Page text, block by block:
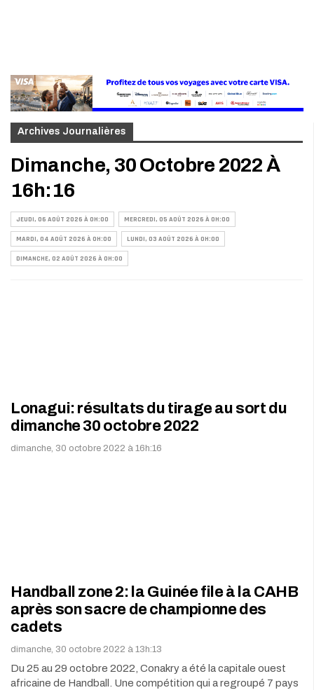
Archives Journalières
Dimanche, 30 Octobre 2022 À
16h:16
JEUDI, 06 AOÛT 2026 À 0H:00 MERCREDI, 05 AOÛT 2026 À 0H:00
MARDI, 04 AOÛT 2026 À 0H:00 LUNDI, 03 AOÛT 2026 À 0H:00
DIMANCHE, 02 AOÛT 2026 À 0H:00
Lonagui: résultats du tirage au sort du
dimanche 30 octobre 2022
dimanche, 30 octobre 2022 à 16h:16
Handball zone 2: la Guinée file à la CAHB
après son sacre de championne des
cadets
dimanche, 30 octobre 2022 à 13h:13
Du 25 au 29 octobre 2022, Conakry a été la capitale ouest
africaine de Handball. Une compétition qui a regroupé 7 pays